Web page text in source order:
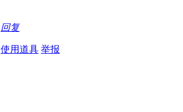
回复
使用道具 举报